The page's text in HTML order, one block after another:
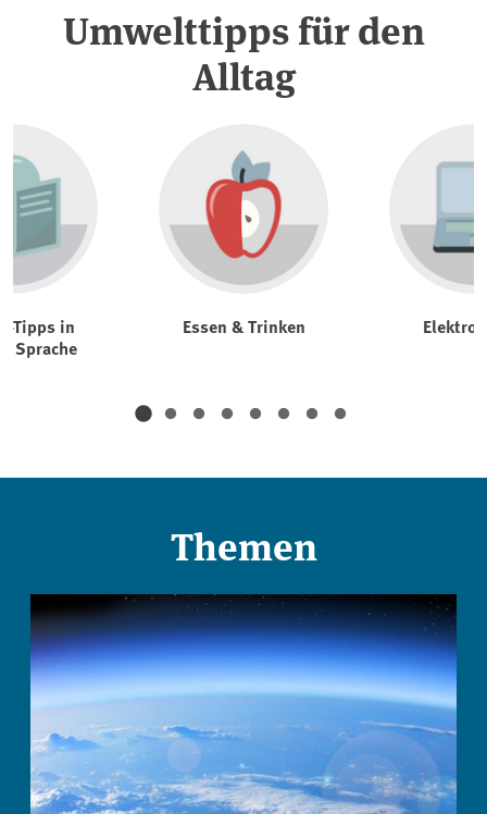
Umwelttipps für den
Alltag
Tipps in
Sprache
Essen & Trinken
Themen